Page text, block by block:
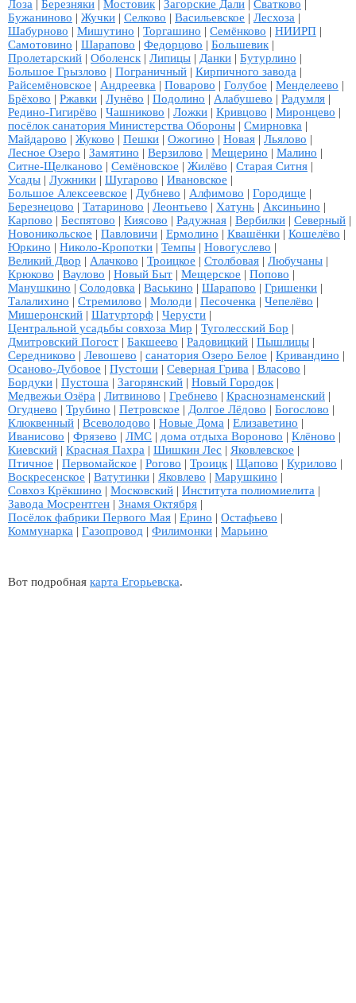
Лоза | Березняки | Мостовик| Загорские Дали | Сватково |
Бужаниново | Жучки | Селково | Васильевское | Лесхоза |
Шабурново | Мишутино | Торгашино | Семёнково | НИИРП |
Самотовино | Шарапово | Федорцово | Большевик|
Пролетарский | Оболенск| Липицы | Данки | Бутурлино |
Большое Грызлово | Пограничный | Кирпичного завода |
Райсемёновское | Андреевка | Поварово | Голубое | Менделеево |
Брёхово | Ржавки | Лунёво | Подолино | Алабушево | Радумля |
Редино-Гигирёво | Чашниково | Ложки | Кривцово | Миронцево |
посёлок санатория Министерства Обороны | Смирновка |
Майдарово | Жуково | Пешки | Ожогино | Новая | Льялово |
Лесное Озеро | Замятино | Верзилово | Мещерино | Малино |
Ситне-Щелканово | Семёновское | Жилёво | Старая Ситня |
Усады | Лужники | Шугарово | Ивановское |
Большое Алексеевское | Дубнево | Алфимово | Городище |
Березнецово | Татариново | Леонтьево | Хатунь | Аксиньино |
Карпово | Беспятово | Киясово | Радужная | Вербилки | Северный |
Новоникольское | Павловичи | Ермолино | Квашёнки | Кошелёво |
Юркино | Николо-Кропотки | Темпы | Новогуслево |
Великий Двор | Алачково | Троицкое | Столбовая | Любучаны |
Крюково | Ваулово | Новый Быт | Мещерское | Попово |
Манушкино | Солодовка | Васькино | Шарапово | Гришенки |
Талалихино | Стремилово | Молоди | Песоченка | Чепелёво |
Мишеронский | Шатурторф | Черусти |
Центральной усадьбы совхоза Мир | Туголесский Бор |
Дмитровский Погост | Бакшеево | Радовицкий | Пышлицы |
Середниково | Левошево | санатория Озеро Белое | Кривандино |
Осаново-Дубовое | Пустоши | Северная Грива | Власово |
Бордуки | Пустоша | Загорянский | Новый Городок|
Медвежьи Озёра | Литвиново | Гребнево | Краснознаменский |
Огуднево | Трубино | Петровское | Долгое Лёдово | Богослово |
Клюквенный | Всеволодово | Новые Дома | Елизаветино |
Иванисово | Фрязево | ЛМС | дома отдыха Вороново | Клёново |
Киевский | Красная Пахра | Шишкин Лес | Яковлевское |
Птичное | Первомайское | Рогово | Троицк| Щапово | Курилово |
Воскресенское | Ватутинки | Яковлево | Марушкино |
Совхоз Крёкшино | Московский | Института полиомиелита |
Завода Мосрентген | Знамя Октября |
Посёлок фабрики Первого Мая | Ерино | Остафьево |
Коммунарка | Газопровод | Филимонки | Марьино
Вот подробная карта Егорьевска.